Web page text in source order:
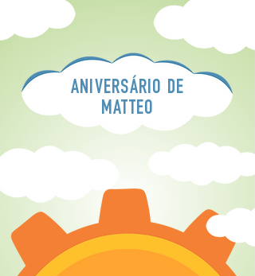
ANIVERSÁRIO DE
MATTEO